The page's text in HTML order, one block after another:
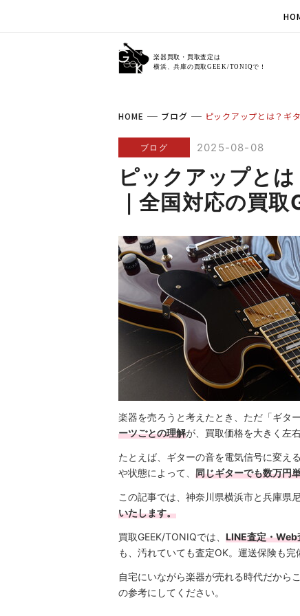
HOME ブログ ピックアップとは？ギ
ブログ 2025-08-08
ピックアップと
｜全国対応の買
楽器を売ろうと考えたとき、ただ「ギタ
ーツごとの理解が、買取価格を大きく左
たとえば、ギターの音を電気信号に変え
や状態によって、 同じギターでも数万円
この記事では、神奈川県横浜市と兵庫県
いたします。
買取GEEK/TONIQでは、 LINE査定・Web
も、汚れていても査定OK。運送保険も
自宅にいながら楽器が売れる時代だから
の参考にしてください。